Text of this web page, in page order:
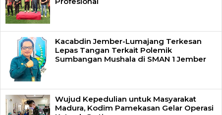
Kacabdin Jember-Lumajang Terkesan
Lepas Tangan Terkait Polemik
Sumbangan Mushala di SMAN 1 Jember
Wujud Kepedulian untuk Masyarakat
Madura, Kodim Pamekasan Gelar Operasi